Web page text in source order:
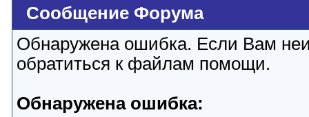
Сообщение Форума
Обнаружена ошибка. Если Вам
обратиться к файлам помощи.
Обнаружена ошибка: